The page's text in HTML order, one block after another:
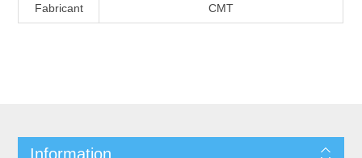
Fabricant CMT
Information